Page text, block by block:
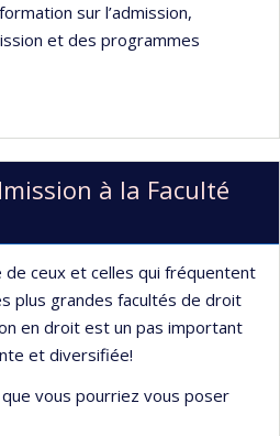
sur l’admission,
et des programmes
à la Faculté
ceux et celles qui fréquentent
plus grandes facultés de droit
en droit est un pas important
et diversifiée!
vous pourriez vous poser